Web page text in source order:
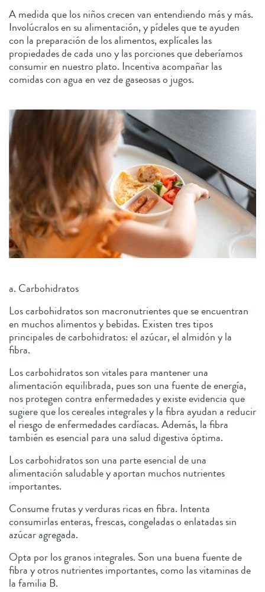
A medida que los niños crecen van entendiendo más y más.
Involúcralos en su alimentación, y pídeles que te ayuden
con la preparación de los alimentos, explícales las
propiedades de cada uno y las porciones que deberíamos
consumir en nuestro plato. Incentiva acompañar las
comidas con agua en vez de gaseosas o jugos.
a. Carbohidratos
Los carbohidratos son macronutrientes que se encuentran
en muchos alimentos y bebidas. Existen tres tipos
principales de carbohidratos: el azúcar, el almidón y la
fibra.
Los carbohidratos son vitales para mantener una
alimentación equilibrada, pues son una fuente de energía,
nos protegen contra enfermedades y existe evidencia que
sugiere que los cereales integrales y la fibra ayudan a reducir
el riesgo de enfermedades cardíacas. Además, la fibra
también es esencial para una salud digestiva óptima.
Los carbohidratos son una parte esencial de una
alimentación saludable y aportan muchos nutrientes
importantes.
Consume frutas y verduras ricas en fibra. Intenta
consumirlas enteras, frescas, congeladas o enlatadas sin
azúcar agregada.
Opta por los granos integrales. Son una buena fuente de
fibra y otros nutrientes importantes, como las vitaminas de
la familia B.